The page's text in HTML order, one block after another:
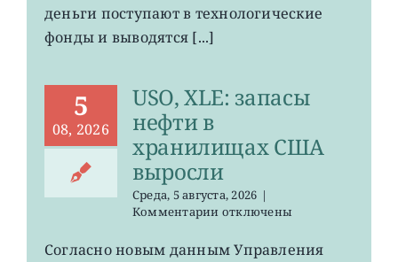
деньги поступают в технологические
фонды и выводятся [...]
5
08, 2026
USO, XLE: запасы
нефти в
хранилищах США
выросли
Среда, 5 августа, 2026 |
Комментариик
USO,
отключены
Согласно новым данным Управления